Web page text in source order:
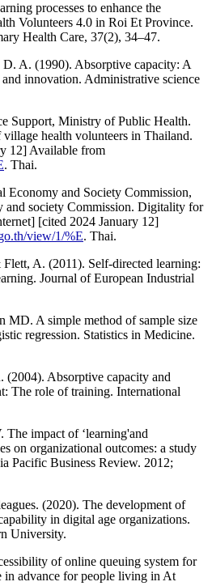
processes to enhance the
Volunteers 4.0 in Roi Et Province.
Health Care, 37(2), 34–47.
A. (1990). Absorptive capacity: A
innovation. Administrative science
Support, Ministry of Public Health.
health volunteers in Thailand.
12] Available from
. Thai.
and Society Commission,
society Commission. Digitality for
[cited 2024 January 12]
view/1/%E. Thai.
A. (2011). Self-directed learning:
Journal of European Industrial
MD. A simple method of sample size
regression. Statistics in Medicine.
Absorptive capacity and
The role of training. International
impact of ‘learning'and
on organizational outcomes: a study
Pacific Business Review. 2012;
(2020). The development of
in digital age organizations.
University.
of online queuing system for
in advance for people living in At